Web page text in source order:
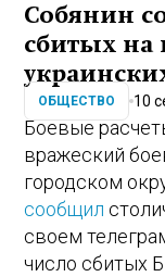
Собянин
сбитых на
ОБЩЕСТВО 10
Боевые
вражеский
городском
сообщил
своем
число сбитых